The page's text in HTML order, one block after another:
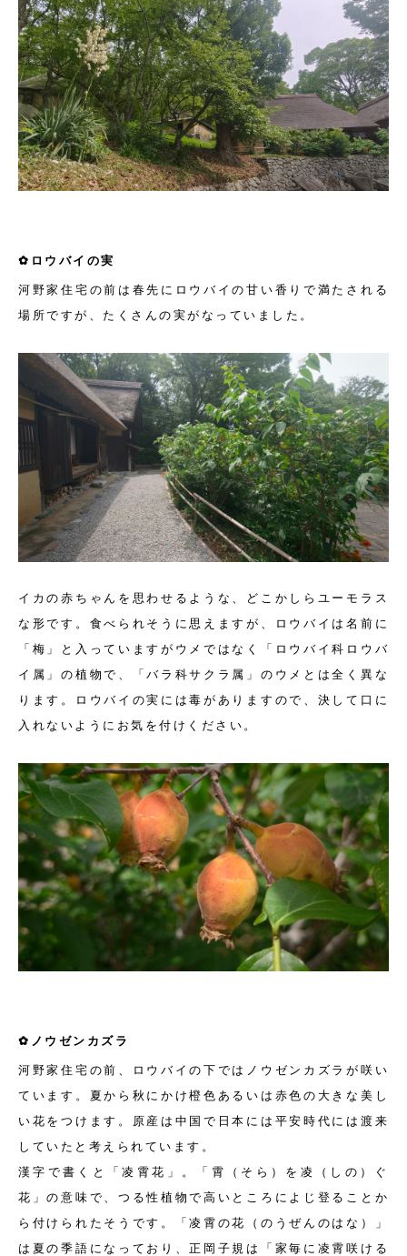
✿ロウバイの実
河野家住宅の前は春先にロウバイの甘い香りで満たされる
場所ですが、たくさんの実がなっていました。
イカの赤ちゃんを思わせるような、どこかしらユーモラス
な形です。食べられそうに思えますが、ロウバイは名前に
「梅」と入っていますがウメではなく「ロウバイ科ロウバ
イ属」の植物で、「バラ科サクラ属」のウメとは全く異な
ります。ロウバイの実には毒がありますので、決して口に
入れないようにお気を付けください。
✿ノウゼンカズラ
河野家住宅の前、ロウバイの下ではノウゼンカズラが咲い
ています。夏から秋にかけ橙色あるいは赤色の大きな美し
い花をつけます。原産は中国で日本には平安時代には渡来
していたと考えられています。
漢字で書くと「凌霄花」。「霄（そら）を凌（しの）ぐ
花」の意味で、つる性植物で高いところによじ登ることか
ら付けられたそうです。「凌霄の花（のうぜんのはな）」
は夏の季語になっており、正岡子規は「家毎に凌霄咲ける